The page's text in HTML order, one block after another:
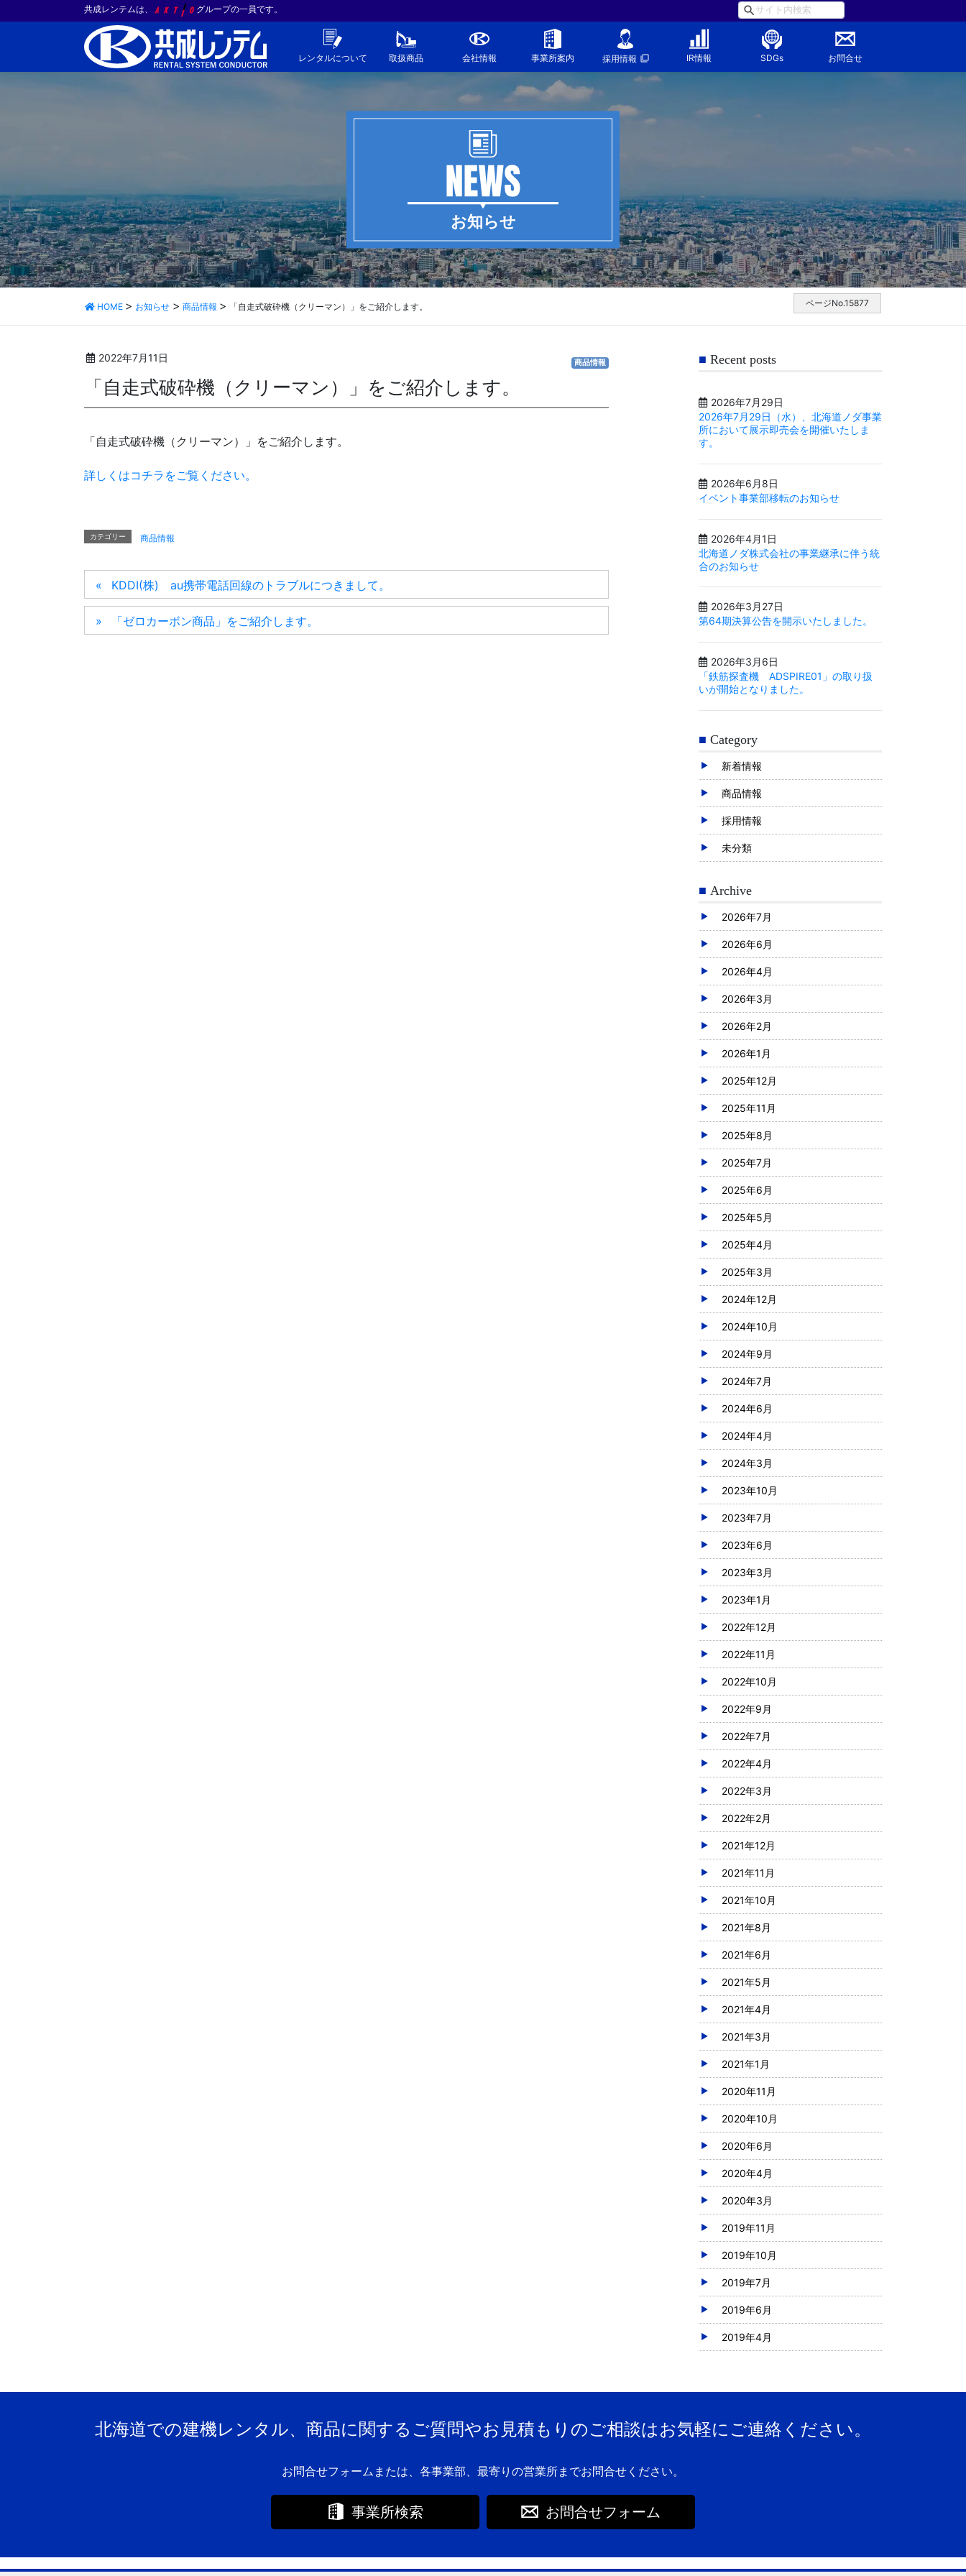
レンタルについて 取扱商品 会社情報 事業所案内 採用情報 IR情報 SDGs お問合せ
共成レンテムは、 グループの一員です。
お知らせ
HOME お知らせ 商品情報 「自走式破砕機（クリーマン）」をご紹介します。 ページNo.15877
2022年7月11日 商品情報
「自走式破砕機（クリーマン）」をご紹介します。
「自走式破砕機（クリーマン）」をご紹介します。
詳しくはコチラをご覧ください。
カテゴリー 商品情報
KDDI(株) au携帯電話回線のトラブルにつきまして。
「ゼロカーボン商品」をご紹介します。
Recent posts
2026年7月29日
2026年7月29日（水）、北海道ノダ事業
所において展示即売会を開催いたしま
す。
2026年6月8日
イベント事業部移転のお知らせ
2026年4月1日
北海道ノダ株式会社の事業継承に伴う統
合のお知らせ
2026年3月27日
第64期決算公告を開示いたしました。
2026年3月6日
「鉄筋探査機 ADSPIRE01」の取り扱
いが開始となりました。
Category
新着情報
商品情報
採用情報
未分類
Archive
2026年7月
2026年6月
2026年4月
2026年3月
2026年2月
2026年1月
2025年12月
2025年11月
2025年8月
2025年7月
2025年6月
2025年5月
2025年4月
2025年3月
2024年12月
2024年10月
2024年9月
2024年7月
2024年6月
2024年4月
2024年3月
2023年10月
2023年7月
2023年6月
2023年3月
2023年1月
2022年12月
2022年11月
2022年10月
2022年9月
2022年7月
2022年4月
2022年3月
2022年2月
2021年12月
2021年11月
2021年10月
2021年8月
2021年6月
2021年5月
2021年4月
2021年3月
2021年1月
2020年11月
2020年10月
2020年6月
2020年4月
2020年3月
2019年11月
2019年10月
2019年7月
2019年6月
2019年4月
北海道での建機レンタル、商品に関するご質問やお見積もりのご相談はお気軽にご連絡ください。
お問合せフォームまたは、各事業部、最寄りの営業所までお問合せください。
事業所検索 お問合せフォーム